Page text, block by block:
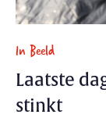
In Beeld
Laatste
stinkt